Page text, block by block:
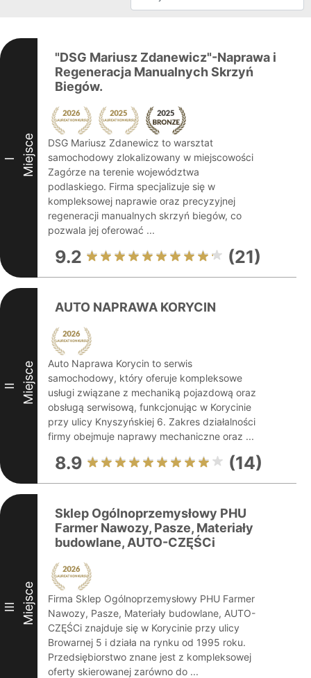
I Miejsce
"DSG Mariusz Zdanewicz"-Naprawa i
Regeneracja Manualnych Skrzyń
Biegów.
DSG Mariusz Zdanewicz to warsztat
samochodowy zlokalizowany w miejscowości
Zagórze na terenie województwa
podlaskiego. Firma specjalizuje się w
kompleksowej naprawie oraz precyzyjnej
regeneracji manualnych skrzyń biegów, co
pozwala jej oferować ...
9.2 (21)
II Miejsce
AUTO NAPRAWA KORYCIN
Auto Naprawa Korycin to serwis
samochodowy, który oferuje kompleksowe
usługi związane z mechaniką pojazdową oraz
obsługą serwisową, funkcjonując w Korycinie
przy ulicy Knyszyńskiej 6. Zakres działalności
firmy obejmuje naprawy mechaniczne oraz ...
8.9 (14)
III Miejsce
Sklep Ogólnoprzemysłowy PHU
Farmer Nawozy, Pasze, Materiały
budowlane, AUTO-CZĘŚCi
Firma Sklep Ogólnoprzemysłowy PHU Farmer
Nawozy, Pasze, Materiały budowlane, AUTO-
CZĘŚCi znajduje się w Korycinie przy ulicy
Browarnej 5 i działa na rynku od 1995 roku.
Przedsiębiorstwo znane jest z kompleksowej
oferty skierowanej zarówno do ...